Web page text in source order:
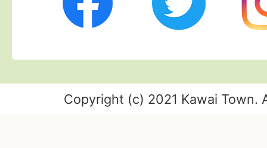
Copyright (c) 2021 Kawai Town.